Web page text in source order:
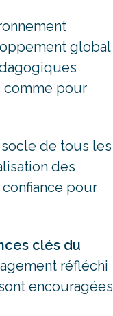
global
comme pour
de tous les
des
pour
clés du
réfléchi
encouragées